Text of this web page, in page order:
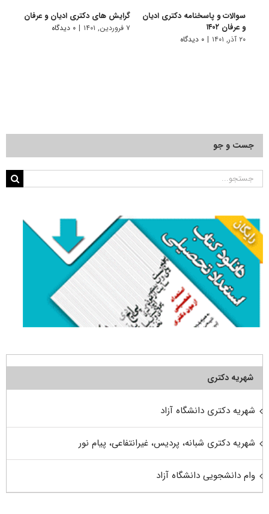
سوالات و پاسخنامه دکتری ادیان
و عرفان ۱۴۰۲
۲۰ آذر, ۱۴۰۱ | ۰ دیدگاه
گرایش های دکتری ادﻳﺎن و ﻋﺮﻓﺎن
۷ فروردین, ۱۴۰۱ | ۰ دیدگاه
جست و جو
جستجو
شهریه دکتری
شهریه دکتری دانشگاه آزاد
شهریه دکتری شبانه، پردیس، غیرانتفاعی، پیام نور
وام دانشجویی دانشگاه آزاد